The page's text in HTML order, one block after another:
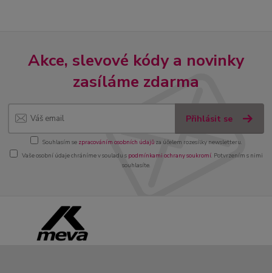
Akce, slevové kódy a novinky
zasíláme zdarma
Přihlásit se
Souhlasím se zpracováním osobních údajůza účelem rozesílky newsletteru.
Vaše osobní údaje chráníme v souladu s podmínkami ochrany soukromí. Potvrzením s nimi
souhlasíte.